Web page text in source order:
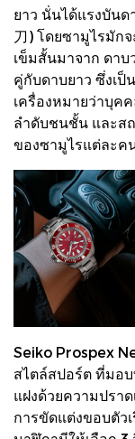
ยาว นั่นได้แรงบันด
刀) โดยซามูไรมัก
เข็มสั้นมาจาก ดาบ
คู่กับดาบยาว ซึ่งเ
เครื่องหมายว่าบุค
ลำดับชนชั้น และส
ของซามูไรแต่ละค
Seiko Prospex
สไตล์สปอร์ต ที่มอ
แฝงด้วยความปราด
การขัดแต่งขอบตัว